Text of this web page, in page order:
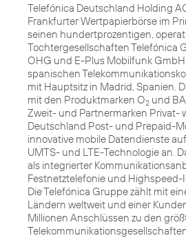
Telefónica Deutschland Holding
Frankfurter Wertpapierbörse im
seinen hundertprozentigen,
Tochtergesellschaften Telefónica
OHG und E-Plus Mobilfunk GmbH
spanischen
mit Hauptsitz in Madrid, Spanien.
mit den Produktmarken O2 und
Zweit- und Partnermarken Privat-
Deutschland Post- und Prepaid-
innovative mobile Datendienste
UMTS- und LTE-Technologie an.
als integrierter
Festnetztelefonie und
Die Telefónica Gruppe zählt mit
Ländern weltweit und einer
Millionen Anschlüssen zu den